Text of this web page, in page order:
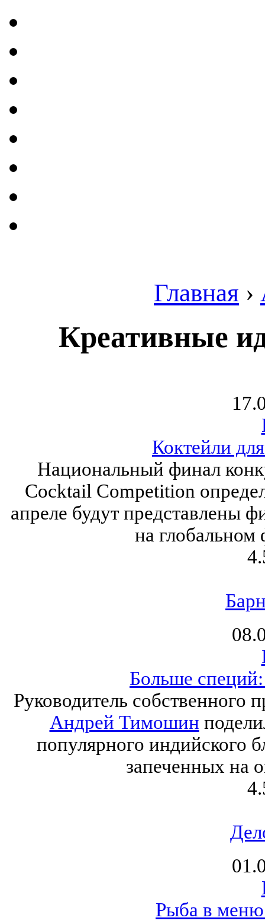
Главная ›
Креативные
Коктейли
Национальный финал
Cocktail Competition
апреле будут представлены
на
Больше
Руководитель собственного
Андрей Тимошин
популярного индийского
запеченных на
Рыба в